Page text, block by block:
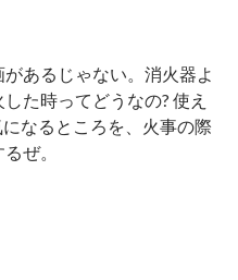
あるじゃない。消火器よ
た時ってどうなの? 使え
になるところを、火事の際
ぜ。
ら油火災に消火スプレーの